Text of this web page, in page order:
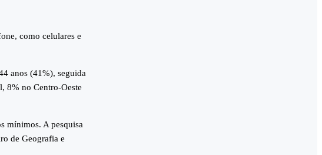
como celulares e
anos (41%), seguida
8% no Centro-Oeste
mínimos. A pesquisa
de Geografia e